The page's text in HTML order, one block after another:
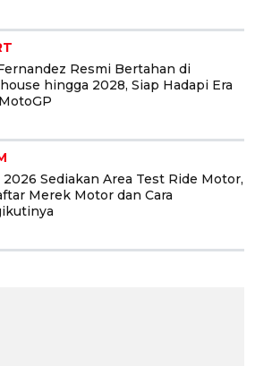
Resmi Bertahan di
hingga 2028, Siap Hadapi Era
2026 Sediakan Area Test Ride Motor,
Merek Motor dan Cara